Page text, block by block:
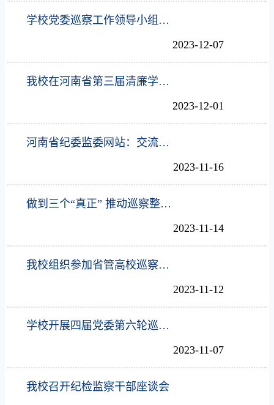
学校党委巡察工作领导小组听取四届党委第六轮巡察工作汇报
2023-12-07
我校在河南省第三届清廉学校建设论坛征文活动中喜获佳绩
2023-12-01
河南省纪委监委网站：交流研讨助力擦亮监督“探头”
2023-11-16
做到三个“真正” 推动巡察整改取得实效
2023-11-14
我校组织参加省管高校巡察骨干培训并作交流发言
2023-11-12
学校开展四届党委第六轮巡察中期调研督导
2023-11-07
我校召开纪检监察干部座谈会